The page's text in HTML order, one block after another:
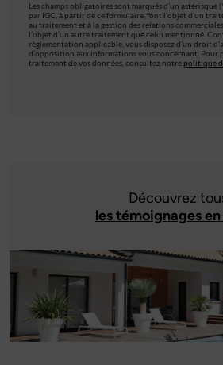
Les champs obligatoires sont marqués d’un astérisque
par IGC, à partir de ce formulaire, font l’objet d’un
au traitement et à la gestion des relations
l’objet d’un autre traitement que celui mentionné.
règlementation applicable, vous disposez d’un droit
d’opposition aux informations vous concernant. Pour
traitement de vos données, consultez notre politique
Découvrez
les témoignages